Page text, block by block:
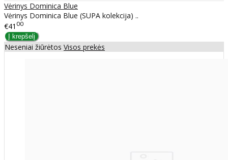
Vėrinys Dominica Blue
Vėrinys Dominica Blue (SUPA kolekcija) ..
€41 00
Neseniai žiūrėtos Visos prekės